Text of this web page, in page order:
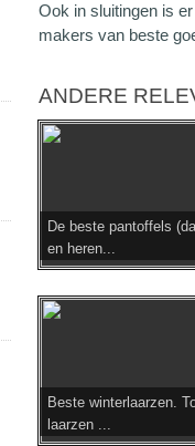
Ook in sluitingen is
makers van beste
ANDERE
De beste pantoffels
en heren...
Beste winterlaarzen.
laarzen ...